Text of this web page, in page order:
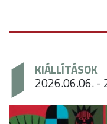
KIÁLLÍTÁSOK
2026.06.06. -